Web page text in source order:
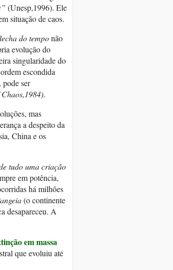
” (Unesp,1996). Ele
situação de caos.
do temponão
evolução do
singularidade do
escondida
ser
.
mas
a despeito da
China e os
tudo uma criação
em potência,
há milhões
(o continente
desapareceu. A
em massa
que evoluiu até